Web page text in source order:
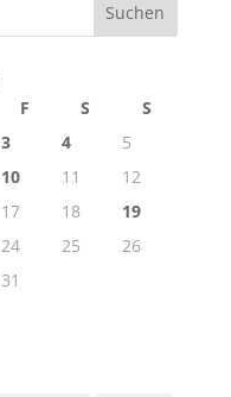
F S
S
3 4
5
10 11
12
17 18
19
24 25
26
31